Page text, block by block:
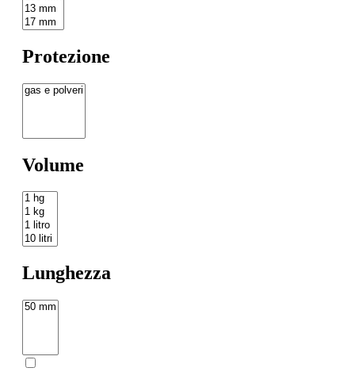
Protezione
Volume
Lunghezza